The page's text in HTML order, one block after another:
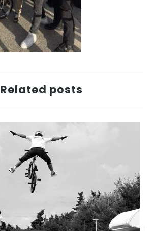
Related posts